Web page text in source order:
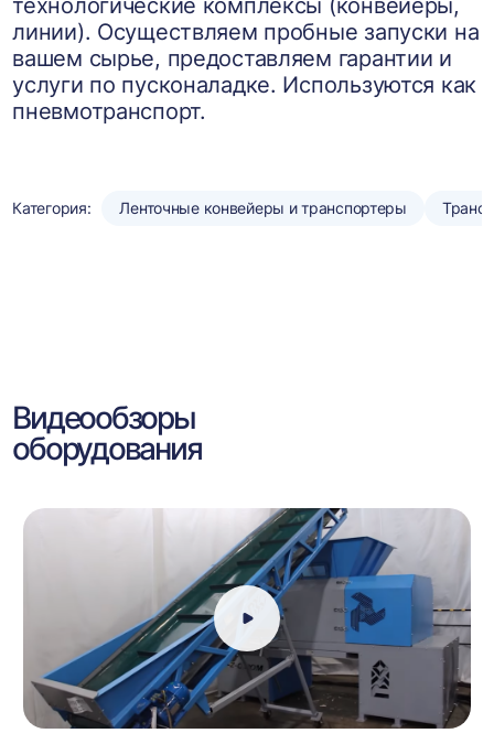
технологические комплексы (конвейеры,
линии). Осуществляем пробные запуски на
вашем сырье, предоставляем гарантии и
услуги по пусконаладке. Используются как
пневмотранспорт.
Категория: Ленточные конвейеры и транспортеры
Видеообзоры
оборудования